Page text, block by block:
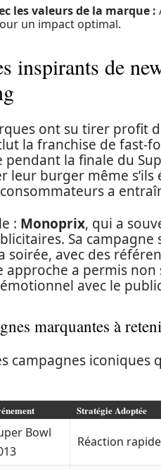
les valeurs de la marque :
un impact optimal.
inspirants de
ont su tirer profit
la franchise de fast-
la finale du
leur burger même
a
: Monoprix, qui a
Sa
soirée, avec des
approche a permis
avec le
marquantes à
campagnes iconiques
Stratégie Adoptée
Bowl
Réaction